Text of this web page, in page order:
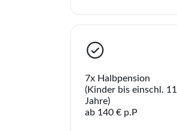
7x Halbpension
(Kinder bis einschl. 11
Jahre)
ab 140 € p.P